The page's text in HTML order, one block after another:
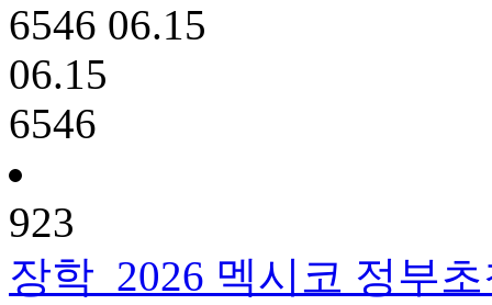
6546 06.15
06.15
6546
923
장학 2026 멕시코 정부